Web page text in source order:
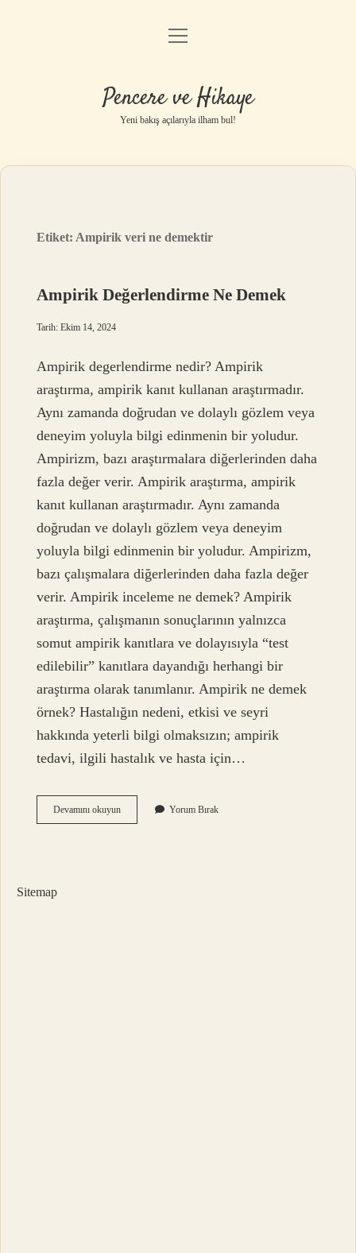
Anasayfa
Yasal Uyarı
menüyü
Pencere ve Hikaye
Yeni bakış açılarıyla ilham bul!
Etiket: Ampirik veri ne demektir
Ampirik Değerlendirme Ne Demek
Tarih: Ekim 14, 2024
Ampirik degerlendirme nedir? Ampirik
araştırma, ampirik kanıt kullanan araştırmadır.
Aynı zamanda doğrudan ve dolaylı gözlem veya
deneyim yoluyla bilgi edinmenin bir yoludur.
Ampirizm, bazı araştırmalara diğerlerinden daha
fazla değer verir. Ampirik araştırma, ampirik
kanıt kullanan araştırmadır. Aynı zamanda
doğrudan ve dolaylı gözlem veya deneyim
yoluyla bilgi edinmenin bir yoludur. Ampirizm,
bazı çalışmalara diğerlerinden daha fazla değer
verir. Ampirik inceleme ne demek? Ampirik
araştırma, çalışmanın sonuçlarının yalnızca
somut ampirik kanıtlara ve dolayısıyla “test
edilebilir” kanıtlara dayandığı herhangi bir
araştırma olarak tanımlanır. Ampirik ne demek
örnek? Hastalığın nedeni, etkisi ve seyri
hakkında yeterli bilgi olmaksızın; ampirik
tedavi, ilgili hastalık ve hasta için…
Devamını okuyunAmpirik
Değerlendirme
Yorum Bırak
Sitemap